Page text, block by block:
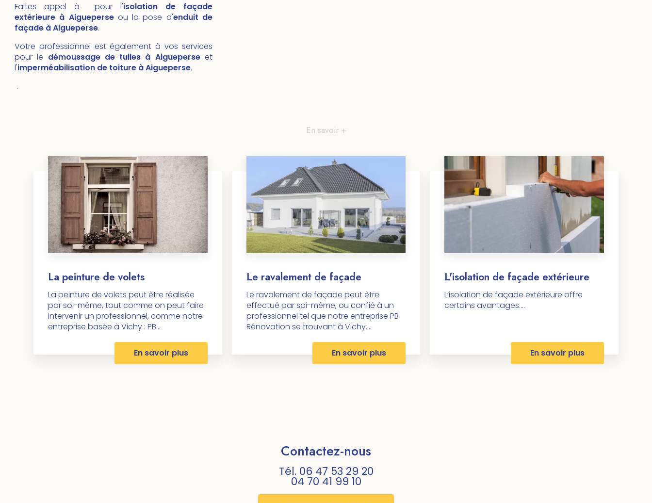
Faites appel à pour l'isolation de façade
extérieure à Aigueperseou la pose d'enduit de
façade à Aigueperse.
Votre professionnel est également à vos services
pour le démoussage de tuiles à Aigueperseet
l'imperméabilisation de toiture àAigueperse.
.
En savoir +
La peinture de volets
La peinture de volets peut être réalisée
par soi-même, tout comme on peut faire
intervenir un professionnel, comme notre
entreprise basée à Vichy : PB...
En savoir plus
Le ravalement de façade
Le ravalement de façade peut être
effectué par soi-même, ou confié à un
professionnel tel que notre entreprise PB
Rénovation se trouvant à Vichy....
En savoir plus
L'isolation de façade extérieure
L’isolation de façade extérieure offre
certains avantages....
En savoir plus
Contactez-nous
Tél. 06 47 53 29 20
04 70 41 99 10